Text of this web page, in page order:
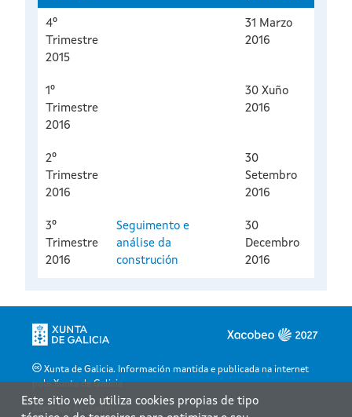
4º
Trimestre
2015
31 Marzo
2016
1º
Trimestre
2016
30 Xuño
2016
2º
Trimestre
2016
30
Setembro
2016
3º
Trimestre
2016
Seguimento e
análise da
construción
30
Decembro
2016
Xunta de Galicia. Información mantida e publicada na internet
pola Xunta de Galicia
Este sitio web utiliza cookies propias de tipo